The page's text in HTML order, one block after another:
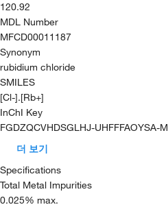
120.92
MDL Number
MFCD00011187
Synonym
rubidium chloride
SMILES
[Cl-].[Rb+]
InChI Key
FGDZQCVHDSGLHJ-UHFFFAOYSA-M
더 보기
Specifications
Total Metal Impurities
0.025% max.